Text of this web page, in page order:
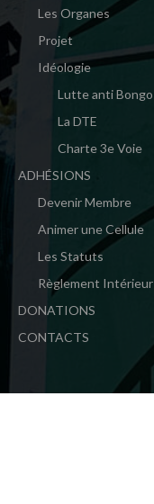
Les Organes
Projet
Idéologie
Lutte anti Bongo
La DTE
Charte 3e Voie
ADHÉSIONS
Devenir Membre
Animer une Cellule
Les Statuts
Règlement Intérieur
DONATIONS
CONTACTS